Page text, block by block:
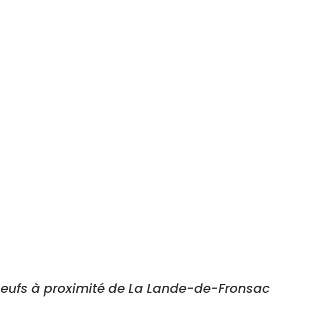
à proximité de La Lande-de-Fronsac